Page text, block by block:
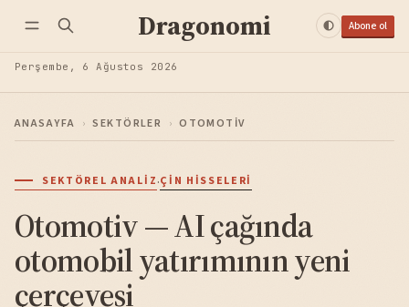
Dragonomi Abone ol
Perşembe, 6 Ağustos 2026
ANASAYFA › SEKTÖRLER › OTOMOTIV
SEKTÖREL ANALIZ·ÇIN HISSELERI
Otomotiv — AI çağında
otomobil yatırımının yeni
çerçevesi